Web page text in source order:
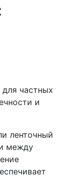
частных
и
ленточный
между